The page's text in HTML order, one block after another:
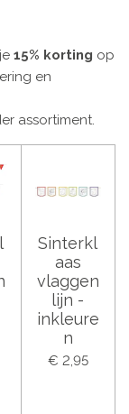
15% korting op
en
assortiment.
Sinterkl
aas
vlaggen
lijn -
inkleure
n
€ 2,95